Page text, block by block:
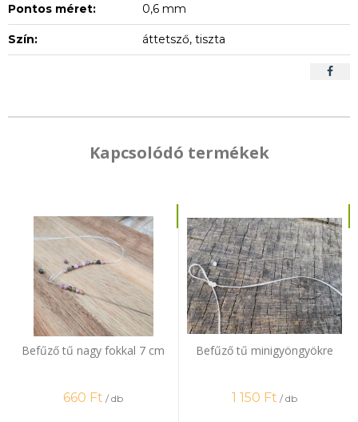
Pontos méret: 0,6 mm
Szín: áttetsző, tiszta
Kapcsolódó termékek
Befűző tű nagy fokkal 7 cm
660 Ft / db
Befűző tű minigyöngyökre
1 150 Ft / db